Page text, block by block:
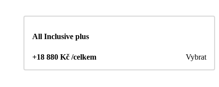
All Inclusive plus
+18 880 Kč /celkem Vybrat